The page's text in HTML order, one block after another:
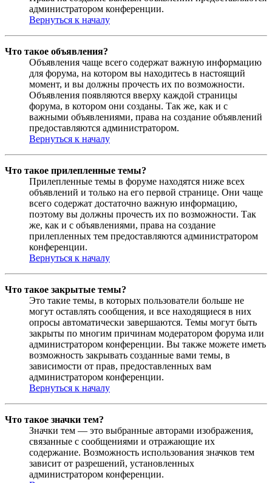
администратором конференции.
Вернуться к началу
Что такое объявления?
Объявления чаще всего содержат важную информацию
для форума, на котором вы находитесь в настоящий
момент, и вы должны прочесть их по возможности.
Объявления появляются вверху каждой страницы
форума, в котором они созданы. Так же, как и с
важными объявлениями, права на создание объявлений
предоставляются администратором.
Вернуться к началу
Что такое прилепленные темы?
Прилепленные темы в форуме находятся ниже всех
объявлений и только на его первой странице. Они чаще
всего содержат достаточно важную информацию,
поэтому вы должны прочесть их по возможности. Так
же, как и с объявлениями, права на создание
прилепленных тем предоставляются администратором
конференции.
Вернуться к началу
Что такое закрытые темы?
Это такие темы, в которых пользователи больше не
могут оставлять сообщения, и все находящиеся в них
опросы автоматически завершаются. Темы могут быть
закрыты по многим причинам модератором форума или
администратором конференции. Вы также можете иметь
возможность закрывать созданные вами темы, в
зависимости от прав, предоставленных вам
администратором конференции.
Вернуться к началу
Что такое значки тем?
Значки тем — это выбранные авторами изображения,
связанные с сообщениями и отражающие их
содержание. Возможность использования значков тем
зависит от разрешений, установленных
администратором конференции.